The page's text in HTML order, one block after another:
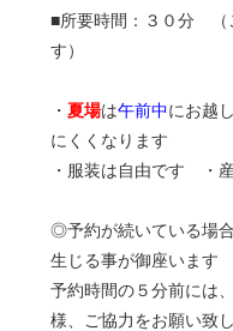
■所要時間：３０分 （
す）
・ 夏場は午前中にお越
にくくなります
・服装は自由です ・
◎予約が続いている場
生じる事が御座います
予約時間の５分前には
様、ご協力をお願い致